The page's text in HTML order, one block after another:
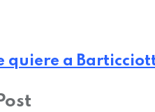
quiere a